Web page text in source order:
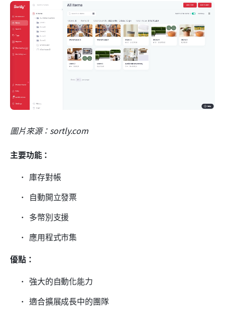
圖片來源：sortly.com
主要功能：
庫存對帳
自動開立發票
多幣別支援
應用程式市集
優點：
強大的自動化能力
適合擴展成長中的團隊